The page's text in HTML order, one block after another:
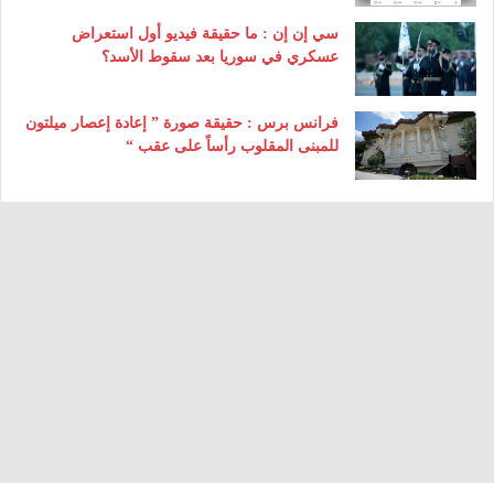
سي إن إن : ما حقيقة فيديو أول استعراض
عسكري في سوريا بعد سقوط الأسد؟
فرانس برس : حقيقة صورة ” إعادة إعصار ميلتون
للمبنى المقلوب رأساً على عقب “